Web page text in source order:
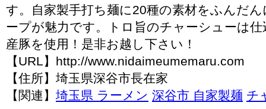
す。自家製手打ち麺に20種の素材をふんだ
ープが魅力です。トロ旨のチャーシューは
産豚を使用！是非お越し下さい！
【URL】http://www.nidaimeumemaru.com
【住所】埼玉県深谷市長在家
【関連】 埼玉県 ラーメン 深谷市 自家製麺 チ